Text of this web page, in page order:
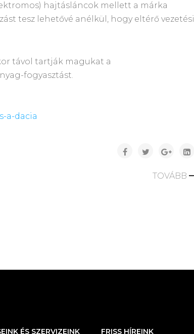
hajtásláncok mellett a márka
tesz lehetővé anélkül, hogy eltérő vezetési
távol tartják magukat a
fogyasztást.
a-dacia
TOVÁBB
ÉS SZERVIZEINK FRISS HÍREINK